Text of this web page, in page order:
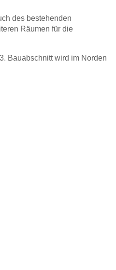
des bestehenden
Räumen für die
Bauabschnitt wird im Norden